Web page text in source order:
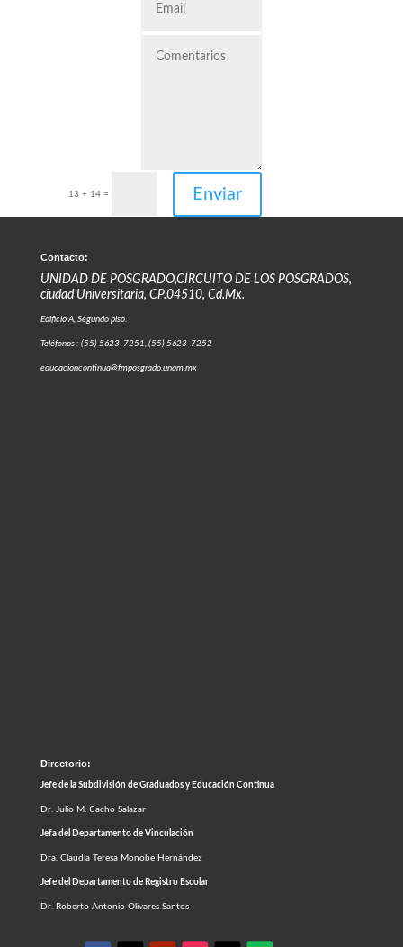
13 + 14 = Enviar
Contacto:
UNIDAD DE POSGRADO,CIRCUITO DE LOS POSGRADOS,
ciudad Universitaria, CP.04510, Cd.Mx.
Edificio A, Segundo piso.
Teléfonos : (55) 5623-7251, (55) 5623-7252
educacioncontinua@fmposgrado.unam.mx
Directorio:
Jefe de la Subdivisión de Graduados y Educación Continua
Dr. Julio M. Cacho Salazar
Jefa del Departamento de Vinculación
Dra. Claudia Teresa Monobe Hernández
Jefe del Departamento de Registro Escolar
Dr. Roberto Antonio Olivares Santos